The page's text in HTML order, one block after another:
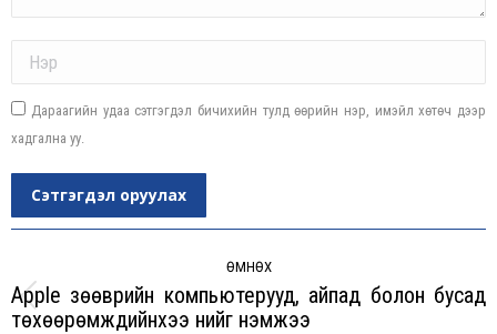
Дараагийн удаа сэтгэгдэл бичихийн тулд өөрийн нэр, имэйл хөтөч дээр
хадгална уу.
Сэтгэгдэл оруулах
ӨМНӨХ
Previous
Apple зөөврийн компьютерууд, айпад болон бусад
төхөөрөмжүүдийнхээ үнийг нэмжээ